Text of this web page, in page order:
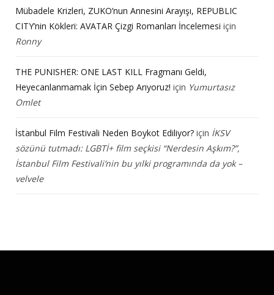
Mübadele Krizleri, ZUKO’nun Annesini Arayışı, REPUBLIC
CITY’nin Kökleri: AVATAR Çizgi Romanları İncelemesi için
Ronny
THE PUNISHER: ONE LAST KILL Fragmanı Geldi,
Heyecanlanmamak İçin Sebep Arıyoruz! için Yumurtasız
Omlet
İstanbul Film Festivali Neden Boykot Ediliyor? için İKSV
sözünü tutmadı: LGBTİ+ film seçkisi “Nerdesin Aşkım?”,
İstanbul Film Festivali’nin bu yılki programında da yok –
velvele